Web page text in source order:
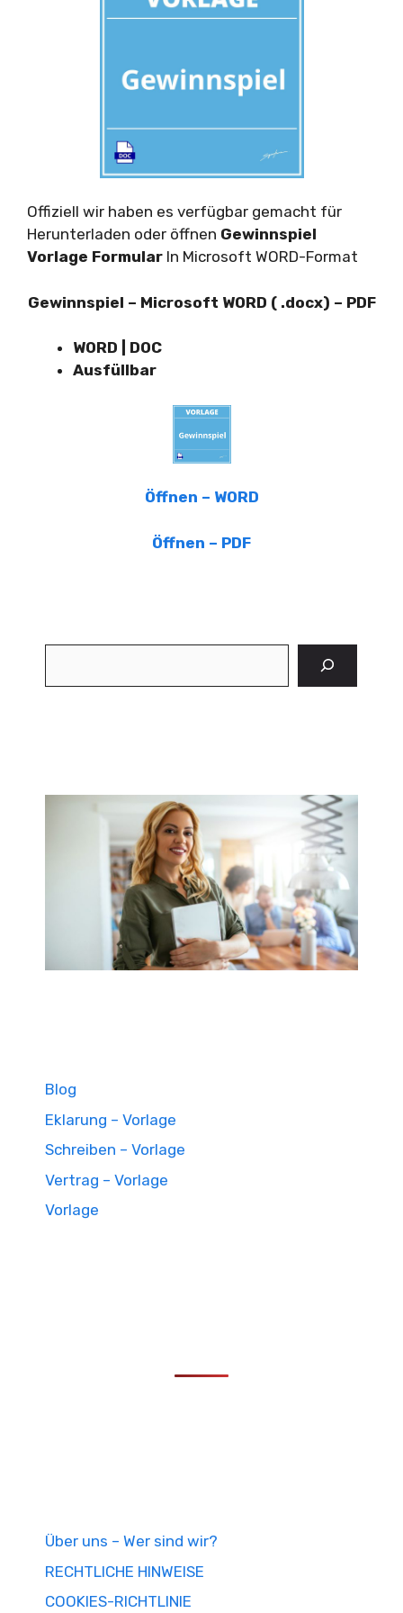
Offiziell wir haben es verfügbar gemacht für
Herunterladen oder öffnen Gewinnspiel
Vorlage Formular In Microsoft WORD-Format
Gewinnspiel – Microsoft WORD ( .docx) – PDF
WORD | DOC
Ausfüllbar
Öffnen – WORD
Öffnen – PDF
Blog
Eklarung – Vorlage
Schreiben – Vorlage
Vertrag – Vorlage
Vorlage
Über uns – Wer sind wir?
RECHTLICHE HINWEISE
COOKIES-RICHTLINIE